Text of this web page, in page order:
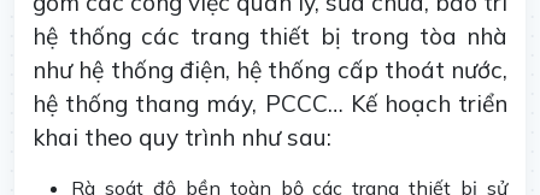
hệ thống các trang thiết bị trong tòa nhà
như hệ thống điện, hệ thống cấp thoát nước,
hệ thống thang máy, PCCC… Kế hoạch triển
khai theo quy trình như sau:
Rà soát độ bền toàn bộ các trang thiết bị sử